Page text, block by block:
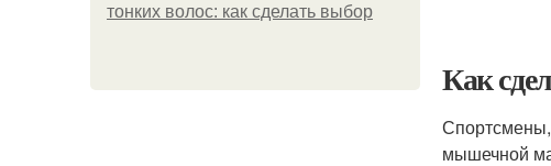
тонких волос: как сделать выбор
Как
мышечной